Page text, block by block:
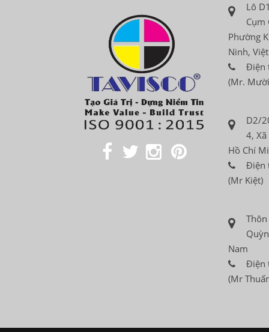
Lô
Cụm
Phường
Ninh,
Điện
(Mr.
D2/
4,
Hồ Chí
Điện
(Mr Kiệt)
Nam
Điện
(Mr